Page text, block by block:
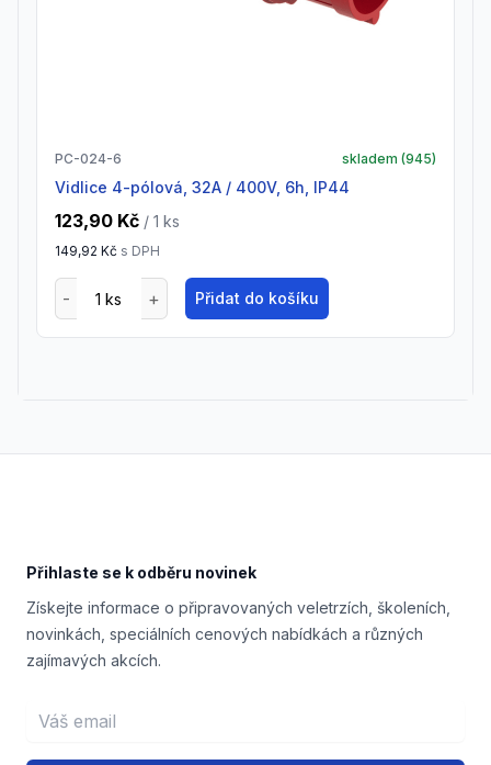
PC-024-6 skladem (945)
vidlice 4-pólová, 32A / 400V, 6h, IP44
123,90 Kč / 1 ks
149,92 Kč s DPH
Přidat do košíku
Přihlaste se k odběru novinek
Získejte informace o připravovaných veletrzích, školeních,
novinkách, speciálních cenových nabídkách a různých
zajímavých akcích.
Email address